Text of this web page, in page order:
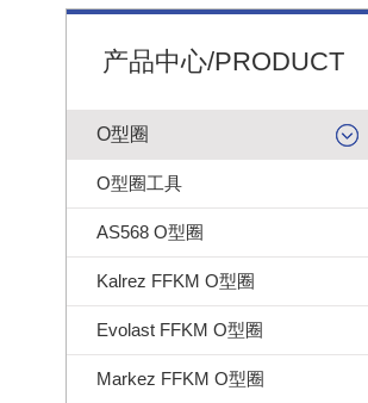
产品中心/PRODUCT
O型圈
O型圈工具
AS568 O型圈
Kalrez FFKM O型圈
Evolast FFKM O型圈
Markez FFKM O型圈